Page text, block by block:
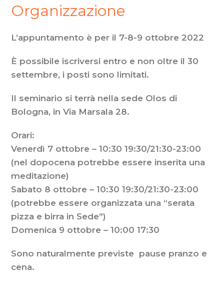
Organizzazione
L’appuntamento è per il 7-8-9 ottobre 2022
È possibile iscriversi entro e non oltre il 30
settembre, i posti sono limitati.
Il seminario si terrà nella sede Olos di
Bologna, in Via Marsala 28.
Orari:
Venerdì 7 ottobre – 10:30 19:30/21:30-23:00
(nel dopocena potrebbe essere inserita una
meditazione)
Sabato 8 ottobre – 10:30 19:30/21:30-23:00
(potrebbe essere organizzata una “serata
pizza e birra in Sede”)
Domenica 9 ottobre – 10:00 17:30
Sono naturalmente previste pause pranzo e
cena.